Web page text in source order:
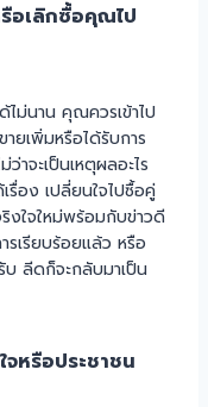
อเลิกซื้อคุณไป
ม่นาน คุณควรเข้าไป
ายเพิ่มหรือได้รับการ
จะเป็นเหตุผลอะไร
อง เปลี่ยนใจไปซื้อคู่
งใจใหม่พร้อมกับข่าวดี
เรียบร้อยแล้ว หรือ
บ ลีดก็จะกลับมาเป็น
หรือประชาชน